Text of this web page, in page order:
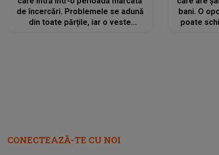
de încercări. Problemele se adună
din toate părțile, iar o veste
bani. O
poate
CONECTEAZĂ-TE CU NOI